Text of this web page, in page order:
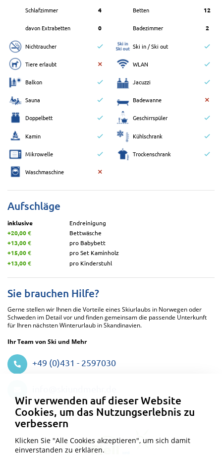
Schlafzimmer 4 Betten 12
davon Extrabetten 0 Badezimmer 2
Nichtraucher Ski in / Ski out
Tiere erlaubt WLAN
Balkon Jacuzzi
Sauna Badewanne
Doppelbett Geschirrspüler
Kamin Kühlschrank
Mikrowelle Trockenschrank
Waschmaschine
Aufschläge
inklusive
Endreinigung
+20,00 €
Bettwäsche
+13,00 €
pro Babybett
+15,00 €
pro Set Kaminholz
+13,00 €
pro Kinderstuhl
Sie brauchen Hilfe?
Gerne stellen wir Ihnen die Vorteile eines Skiurlaubs in Norwegen oder
Schweden im Detail vor und finden gemeinsam die passende Unterkunft
für Ihren nächsten Winterurlaub in Skandinavien.
Ihr Team von Ski und Mehr
+49 (0)431 - 2597030
Wir verwenden auf dieser Website
Cookies, um das Nutzungserlebnis zu
verbessern
Klicken Sie "Alle Cookies akzeptieren", um sich damit
einverstanden zu erklären.